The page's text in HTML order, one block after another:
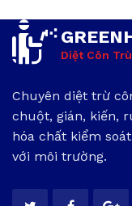
Diệt Côn
Chuyên diệt trừ
chuột, gián, kiến,
hóa chất kiểm
với môi trường.